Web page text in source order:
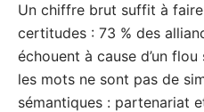
Un chiffre brut suffit à
certitudes : 73 % des
échouent à cause d’un
les mots ne sont pas de
sémantiques : partenariat